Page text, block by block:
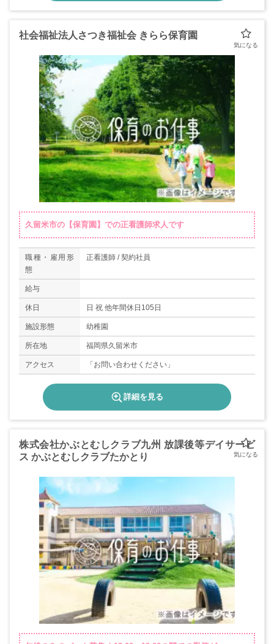
社会福祉法人さつき福祉会 きらら保育園
久留米市の【保育園】での正看護師求人です
職種・雇用形
態
正看護師 / 契約社員
給与
休日 日 祝 他年間休日105日
施設形態 幼稚園
所在地 福岡県久留米市
アクセス 「お問い合わせください」
詳細を見る
株式会社かぶとむしクラブ九州 放課後等デイサービ
ス かぶとむしクラブたかとり